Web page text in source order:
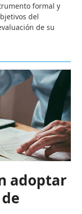
formal y
del
de su
adoptar